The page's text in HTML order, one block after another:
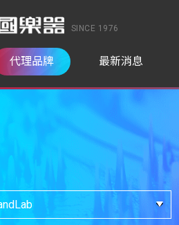
SINCE 1976
代理品牌 最新消息